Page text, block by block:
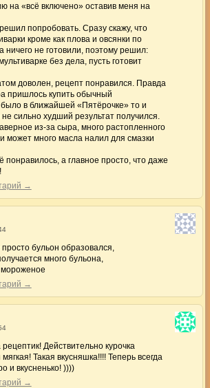
на «всё включено» оставив меня на
попробовать. Сразу скажу, что
кроме как плова и овсянки по
ничего не готовили, поэтому решил:
без дела, пусть готовит
доволен, рецепт понравился. Правда
пришлось купить обычный
в ближайшей «Пятёрочке» то и
сильно худший результат получился.
из-за сыра, много растопленного
может много масла налил для смазки
понравилось, а главное просто, что даже
→
бульон образовался,
много бульона,
→
Действительно курочка
Такая вкусняшка!!!! Теперь всегда
и вкусненько! ))))
→